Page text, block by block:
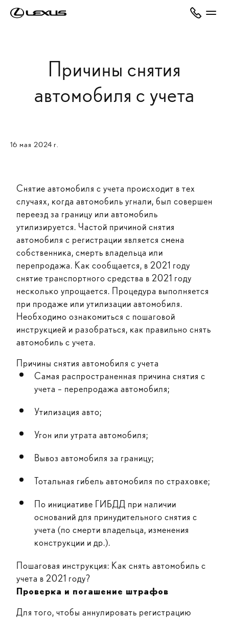
Причины снятия
автомобиля с учета
16 мая 2024 г.
Снятие автомобиля с учета происходит в тех
случаях, когда автомобиль угнали, был совершен
переезд за границу или автомобиль
утилизируется. Частой причиной снятия
автомобиля с регистрации является смена
собственника, смерть владельца или
перепродажа. Как сообщается, в 2021 году
снятие транспортного средства в 2021 году
несколько упрощается. Процедура выполняется
при продаже или утилизации автомобиля.
Необходимо ознакомиться с пошаговой
инструкцией и разобраться, как правильно снять
автомобиль с учета.
Причины снятия автомобиля с учета
Самая распространенная причина снятия с
учета – перепродажа автомобиля;
Утилизация авто;
Угон или утрата автомобиля;
Вывоз автомобиля за границу;
Тотальная гибель автомобиля по страховке;
По инициативе ГИБДД при наличии
оснований для принудительного снятия с
учета (по смерти владельца, изменения
конструкции и др.).
Пошаговая инструкция: Как снять автомобиль с
учета в 2021 году?
Проверка и погашение штрафов
Для того, чтобы аннулировать регистрацию